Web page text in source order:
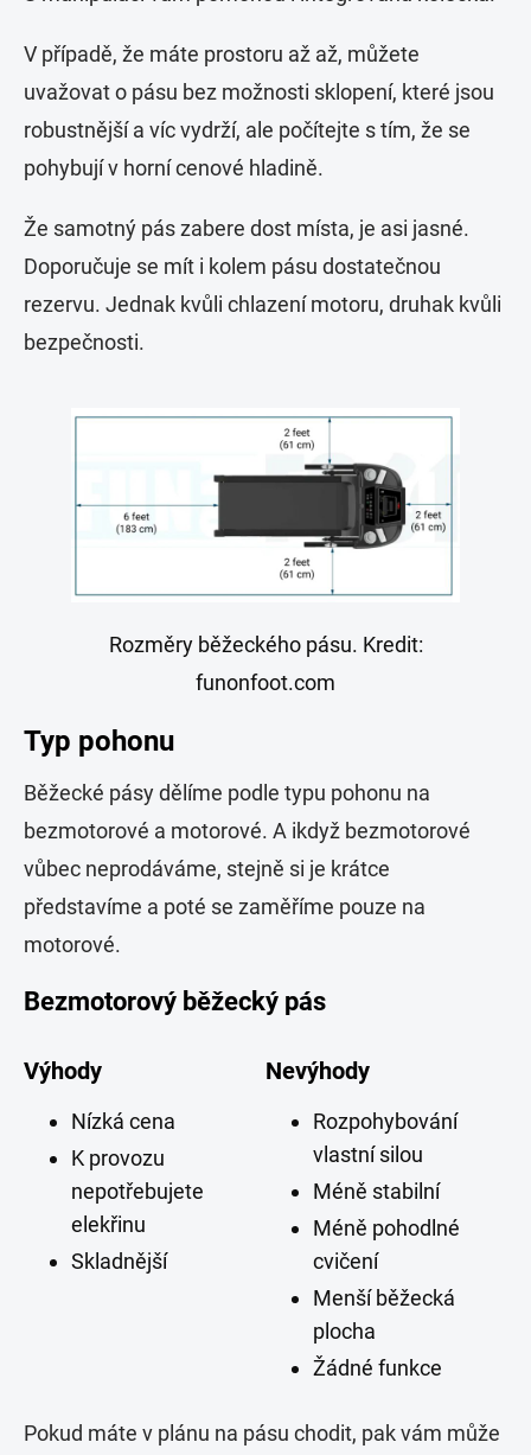
V případě, že máte prostoru až až, můžete
uvažovat o pásu bez možnosti sklopení, které jsou
robustnější a víc vydrží, ale počítejte s tím, že se
pohybují v horní cenové hladině.
Že samotný pás zabere dost místa, je asi jasné.
Doporučuje se mít i kolem pásu dostatečnou
rezervu. Jednak kvůli chlazení motoru, druhak kvůli
bezpečnosti.
Rozměry běžeckého pásu. Kredit:
funonfoot.com
Typ pohonu
Běžecké pásy dělíme podle typu pohonu na
bezmotorové a motorové. A ikdyž bezmotorové
vůbec neprodáváme, stejně si je krátce
představíme a poté se zaměříme pouze na
motorové.
Bezmotorový běžecký pás
Výhody
Nízká cena
K provozu
nepotřebujete
elekřinu
Skladnější
Nevýhody
Rozpohybování
vlastní silou
Méně stabilní
Méně pohodlné
cvičení
Menší běžecká
plocha
Žádné funkce
Pokud máte v plánu na pásu chodit, pak vám může